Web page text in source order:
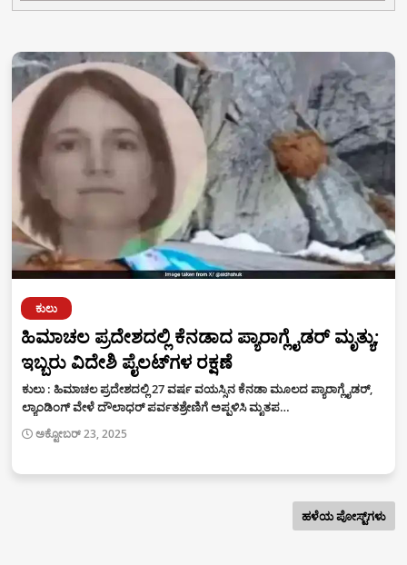
ಕುಲು
ಹಿಮಾಚಲ ಪ್ರದೇಶದಲ್ಲಿ ಕೆನಡಾದ ಪ್ಯಾರಾಗ್ಲೈಡರ್ ಮೃತ್ಯು;
ಇಬ್ಬರು ವಿದೇಶಿ ಪೈಲಟ್‌ಗಳ ರಕ್ಷಣೆ
ಕುಲು : ಹಿಮಾಚಲ ಪ್ರದೇಶದಲ್ಲಿ 27 ವರ್ಷ ವಯಸ್ಸಿನ ಕೆನಡಾ ಮೂಲದ ಪ್ಯಾರಾಗ್ಲೈಡರ್,
ಲ್ಯಾಂಡಿಂಗ್ ವೇಳೆ ದೌಲಾಧರ್ ಪರ್ವತಶ್ರೇಣಿಗೆ ಅಪ್ಪಳಿಸಿ ಮೃತಪ…
ಅಕ್ಟೋಬರ್ 23, 2025
ಹಳೆಯ ಪೋಸ್ಟ್‌ಗಳು